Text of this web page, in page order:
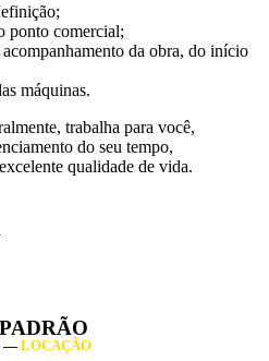
ponto comercial;
da obra, do início
máquinas.
trabalha para você,
do seu tempo,
qualidade de vida.
— LOCAÇÃO